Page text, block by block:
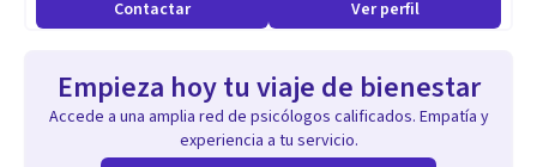
Contactar Ver perfil
Empieza hoy tu viaje de bienestar
Accede a una amplia red de psicólogos calificados. Empatía y
experiencia a tu servicio.